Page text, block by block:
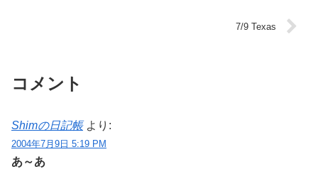
7/9 Texas
コメント
Shimの日記帳 より:
2004年7月9日 5:19 PM
あ～あ